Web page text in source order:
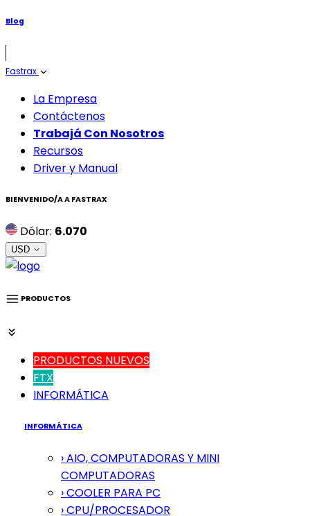
Blog
Fastrax
La Empresa
Contáctenos
Trabajá Con Nosotros
Recursos
Driver y Manual
BIENVENIDO/A A FASTRAX
Dólar: 6.070
USD
PRODUCTOS
PRODUCTOS NUEVOS
FTX
INFORMÁTICA
INFORMÁTICA
› AIO, COMPUTADORAS Y MINI
COMPUTADORAS
› COOLER PARA PC
› CPU/PROCESADOR